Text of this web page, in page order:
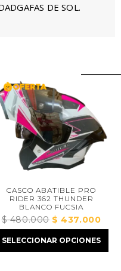
DE SOL.
CASCO ABATIBLE PRO
RIDER 362 THUNDER
BLANCO FUCSIA
$480.000El
precio
original
$437.000El
actual
SELECCIONAR OPCIONES